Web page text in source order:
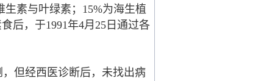
素与叶绿素；15%为海生植
后，于1991年4月25日通过各
但经西医诊断后，未找出病